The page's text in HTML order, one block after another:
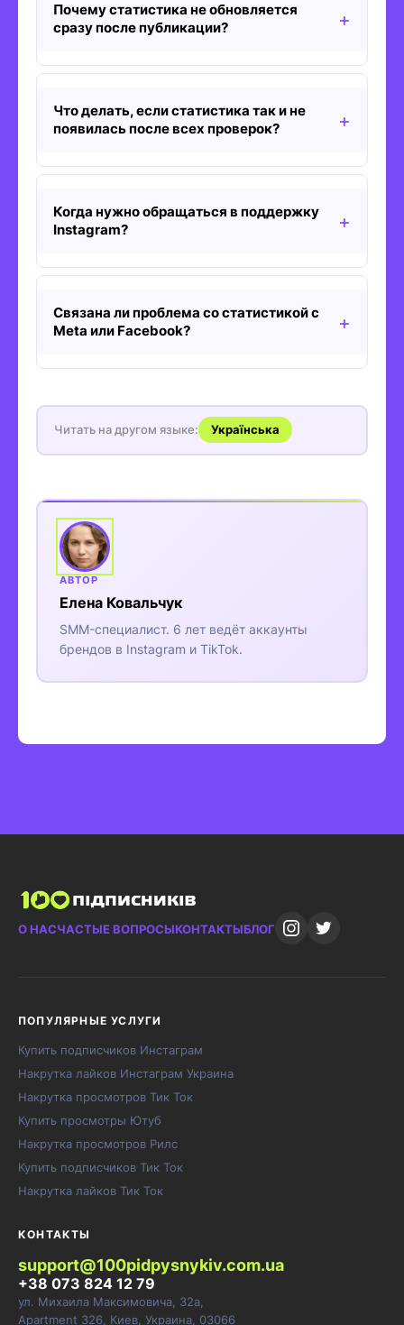
Почему статистика не обновляется
сразу после публикации?
Что делать, если статистика так и не
появилась после всех проверок?
Когда нужно обращаться в поддержку
Instagram?
Связана ли проблема со статистикой с
Meta или Facebook?
Читать на другом языке: Українська
Елена Ковальчук
SMM-специалист. 6 лет ведёт аккаунты
брендов в Instagram и TikTok.
О НАСЧАСТЫЕ ВОПРОСЫКОНТАКТЫБЛОГ
ПОПУЛЯРНЫЕ УСЛУГИ
Купить подписчиков Инстаграм
Накрутка лайков Инстаграм Украина
Накрутка просмотров Тик Ток
Купить просмотры Ютуб
Накрутка просмотров Рилс
Купить подписчиков Тик Ток
Накрутка лайков Тик Ток
КОНТАКТЫ
support@100pidpysnykiv.com.ua
+38 073 824 12 79
ул. Михаила Максимовича, 32а,
Apartment 326, Киев, Украина, 03066